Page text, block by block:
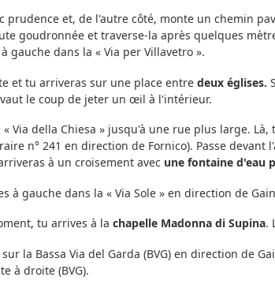
prudence et, de l'autre côté, monte un chemin
goudronnée et traverse-la après quelques
gauche dans la « Via per Villavetro ».
et tu arriveras sur une place entre deux églises.
le coup de jeter un œil à l'intérieur.
Via della Chiesa » jusqu'à une rue plus large.
n° 241 en direction de Fornico). Passe devant
à un croisement avec une fontaine d'eau
à gauche dans la « Via Sole » en direction de
tu arrives à la chapelle Madonna di Supina.
la Bassa Via del Garda (BVG) en direction de
à droite (BVG).